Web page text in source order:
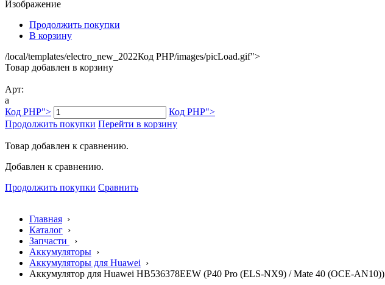
Изображение
Продолжить покупки
В корзину
/local/templates/electro_new_2022Код PHP/images/picLoad.gif">
Товар добавлен в корзину
Арт:
a
Код PHP"> Код PHP">
Продолжить покупки Перейти в корзину
Товар добавлен к сравнению.
Добавлен к сравнению.
Продолжить покупки Сравнить
Главная ›
Каталог ›
Запчасти
›
Аккумуляторы ›
Аккумуляторы для Huawei ›
Аккумулятор для Huawei HB536378EEW (P40 Pro (ELS-NX9) / Mate 40 (OCE-AN10))